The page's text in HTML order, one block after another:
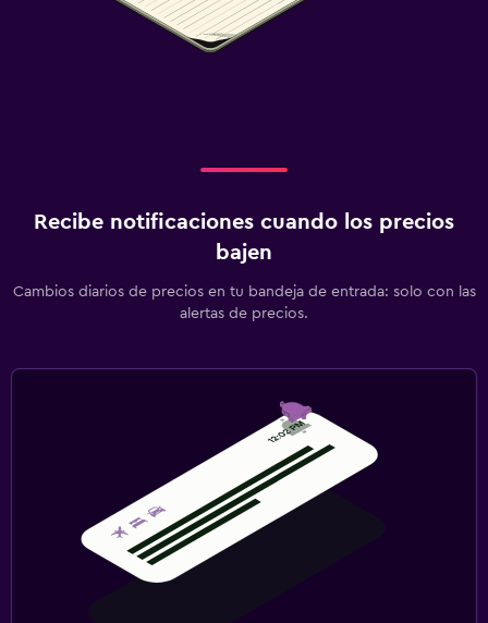
Recibe notificaciones cuando los precios
bajen
Cambios diarios de precios en tu bandeja de entrada: solo con las
alertas de precios.